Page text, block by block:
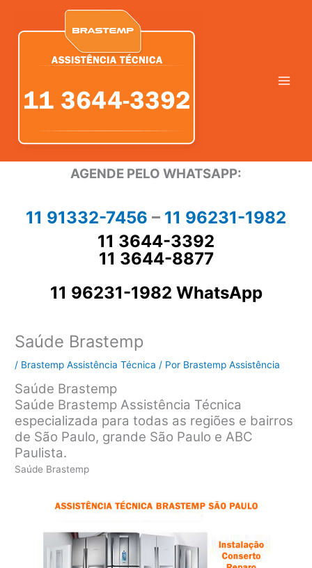
AGENDE PELO WHATSAPP:
11 91332-7456 – 11 96231-1982
11 3644-3392
11 3644-8877
11 96231-1982 WhatsApp
Saúde Brastemp
/ Brastemp Assistência Técnica / Por Brastemp Assistência
Saúde Brastemp
Saúde Brastemp Assistência Técnica
especializada para todas as regiões e bairros
de São Paulo, grande São Paulo e ABC
Paulista.
Saúde Brastemp